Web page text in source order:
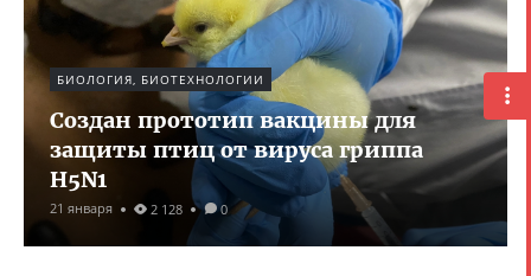
БИОЛОГИЯ, БИОТЕХНОЛОГИИ
Создан прототип вакцины для
защиты птиц от вируса гриппа
H5N1
21 января 2 128 0